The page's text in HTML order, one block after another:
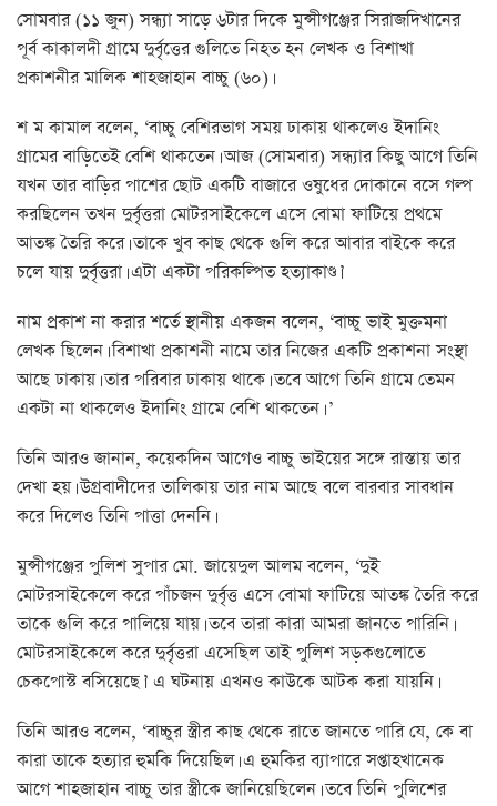
সোমবার (১১ জুন) সন্ধ্যা সাড়ে ৬টার দিকে মুন্সীগঞ্জের সিরাজদিখানের
পূর্ব কাকালদী গ্রামে দুর্বৃত্তের গুলিতে নিহত হন লেখক ও বিশাখা
প্রকাশনীর মালিক শাহজাহান বাচ্চু (৬০)।
শ ম কামাল বলেন, ‘বাচ্চু বেশিরভাগ সময় ঢাকায় থাকলেও ইদানিং
গ্রামের বাড়িতেই বেশি থাকতেন। আজ (সোমবার) সন্ধ্যার কিছু আগে তিনি
যখন তার বাড়ির পাশের ছোট একটি বাজারে ওষুধের দোকানে বসে গল্প
করছিলেন তখন দুর্বৃত্তরা মোটরসাইকেলে এসে বোমা ফাটিয়ে প্রথমে
আতঙ্ক তৈরি করে। তাকে খুব কাছ থেকে গুলি করে আবার বাইকে করে
চলে যায় দুর্বৃত্তরা। এটা একটা পরিকল্পিত হত্যাকাণ্ড।’
নাম প্রকাশ না করার শর্তে স্থানীয় একজন বলেন, ‘বাচ্চু ভাই মুক্তমনা
লেখক ছিলেন। বিশাখা প্রকাশনী নামে তার নিজের একটি প্রকাশনা সংস্থা
আছে ঢাকায়। তার পরিবার ঢাকায় থাকে। তবে আগে তিনি গ্রামে তেমন
একটা না থাকলেও ইদানিং গ্রামে বেশি থাকতেন। ’
তিনি আরও জানান, কয়েকদিন আগেও বাচ্চু ভাইয়ের সঙ্গে রাস্তায় তার
দেখা হয়। উগ্রবাদীদের তালিকায় তার নাম আছে বলে বারবার সাবধান
করে দিলেও তিনি পাত্তা দেননি।
মুন্সীগঞ্জের পুলিশ সুপার মো. জায়েদুল আলম বলেন, ‘দুই
মোটরসাইকেলে করে পাঁচজন দুর্বৃত্ত এসে বোমা ফাটিয়ে আতঙ্ক তৈরি করে
তাকে গুলি করে পালিয়ে যায়। তবে তারা কারা আমরা জানতে পারিনি।
মোটরসাইকেলে করে দুর্বৃত্তরা এসেছিল তাই পুলিশ সড়কগুলোতে
চেকপোস্ট বসিয়েছে।’ এ ঘটনায় এখনও কাউকে আটক করা যায়নি।
তিনি আরও বলেন, ‘বাচ্চুর স্ত্রীর কাছ থেকে রাতে জানতে পারি যে, কে বা
কারা তাকে হত্যার হুমকি দিয়েছিল। এ হুমকির ব্যাপারে সপ্তাহখানেক
আগে শাহজাহান বাচ্চু তার স্ত্রীকে জানিয়েছিলেন। তবে তিনি পুলিশের